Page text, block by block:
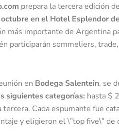
prepara la tercera edición de
en el Hotel Esplendor
más importante de Argentina
participarán sommeliers,
en Bodega Salentein, se
siguientes categorías: hasta $
Cada espumante fue
y eligieron el \”top five\” de